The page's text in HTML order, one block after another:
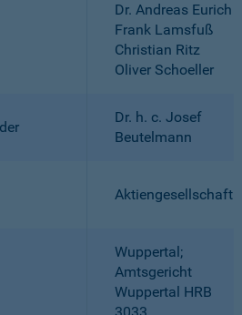
Dr. Andreas Eurich
Frank Lamsfuß
Christian Ritz
Oliver Schoeller
Dr. h. c. Josef
Beutelmann
Aktiengesellschaft
Wuppertal;
Amtsgericht
Wuppertal HRB